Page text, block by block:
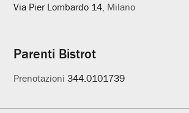
Via Pier Lombardo 14, Milano
Parenti Bistrot
Prenotazioni344.0101739